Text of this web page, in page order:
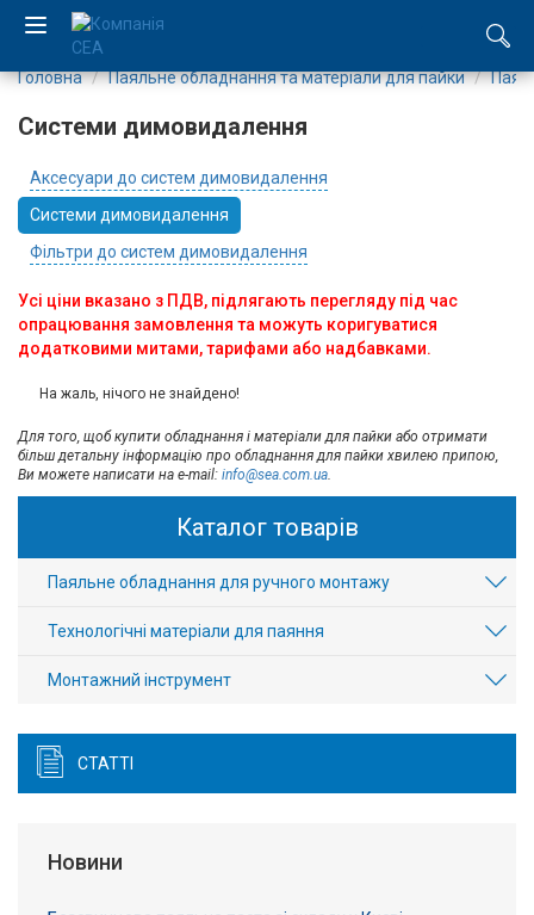
Компанія
Каталог
Виробництво
Послуги
Новини
Вакансії
Вхід/
авторизація
Доставка
Підтримка
Головна Паяльне обладнання та матеріали для пайки
Системи димовидалення
Аксесуари до систем димовидалення
Системи димовидалення
Фільтри до систем димовидалення
Усі ціни вказано з ПДВ, підлягають перегляду під час
опрацювання замовлення та можуть коригуватися
додатковими митами, тарифами або надбавками.
На жаль, нічого не знайдено!
Для того, щоб купити обладнання і матеріали для пайки або отримати
більш детальну інформацію про обладнання для пайки хвилею припою,
Ви можете написати на e-mail: info@sea.com.ua.
Каталог товарів
Паяльне обладнання для ручного монтажу
Технологічні матеріали для паяння
Монтажний інструмент
СТАТТІ
Новини